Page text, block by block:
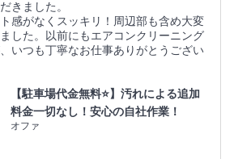
きました。
感がなくスッキリ！周辺部も含め大変
した。以前にもエアコンクリーニング
いつも丁寧なお仕事ありがとうござい
【駐車場代金無料⭐️】汚れによる追加
料金一切なし！安心の自社作業！
オファ